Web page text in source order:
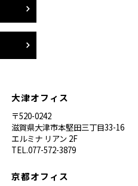
大津オフィス
〒520-0242
滋賀県大津市本堅田三丁目33-16
エルミナ リアン 2F
TEL.077-572-3879
京都オフィス